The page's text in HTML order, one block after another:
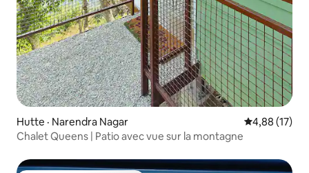
Hutte · Narendra Nagar Note
4,88 (17)
Chalet Queens | Patio avec vue sur la montagne